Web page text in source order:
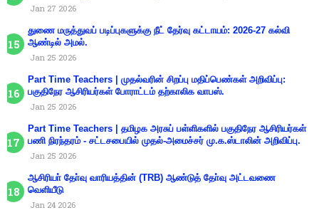
Jan 27 2026
துணை மருத்துவப் படிப்புகளுக்கு நீட் தேர்வு கட்டாயம்: 2026-27 கல்வி
ஆண்டில் அமல்.
Jan 25 2026
Part Time Teachers | முதல்வரின் சிறப்பு மதிப்பெண்கள் அறிவிப்பு:
பகுதிநேர ஆசிரியர்கள் போராட்டம் தற்காலிக வாபஸ்.
Jan 25 2026
Part Time Teachers | தமிழக அரசுப் பள்ளிகளில் பகுதிநேர ஆசிரியர்கள்
பணி நிரந்தரம் - சட்டசபையில் முதல்-அமைச்சர் மு.க.ஸ்டாலின் அறிவிப்பு.
Jan 25 2026
ஆசிரியா் தோ்வு வாரியத்தின் (TRB) ஆண்டுத் தோ்வு அட்டவணை
வெளியீடு
Jan 24 2026